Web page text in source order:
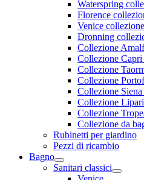
Waterspring
Florence
Venice
Dronning
Collezione
Collezione
Collezione
Collezione
Collezione
Collezione
Collezione
Collezione da
Rubinetti per giardino
Pezzi di ricambio
Bagno
Sanitari classici